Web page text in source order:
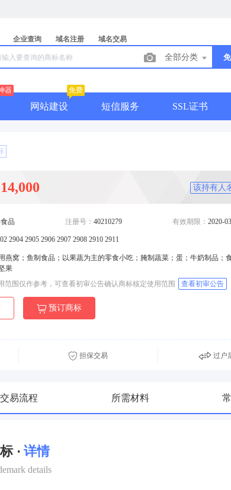
企业查询 域名注册 域名交易
全部分类
器
网站建设
免费
短信服务 SSL证书
该持有人
品 注册号： 40210279 有效期限： 2020-
2904 2905 2906 2907 2908 2910 2911
燕窝；鱼制食品；以果蔬为主的零食小吃；腌制蔬菜；蛋；牛奶制品；
果
范围仅作参考，可查看初审公告确认商标核定使用范围 查看初审公告
预订商标
担保交易 过户
交易流程 所需材料
· 详情
details